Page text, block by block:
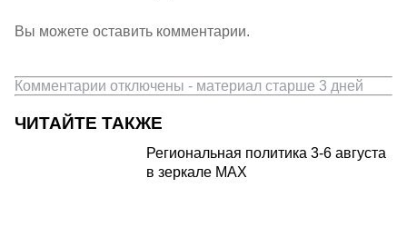
Вы можете оставить комментарии.
Комментарии отключены - материал старше 3 дней
ЧИТАЙТЕ ТАКЖЕ
Региональная политика 3-6 августа
в зеркале MAX